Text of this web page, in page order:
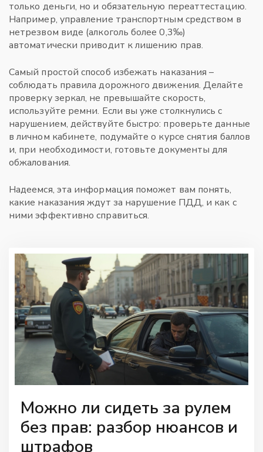
только деньги, но и обязательную переаттестацию.
Например, управление транспортным средством в
нетрезвом виде (алкоголь более 0,3‰)
автоматически приводит к лишению прав.
Самый простой способ избежать наказания –
соблюдать правила дорожного движения. Делайте
проверку зеркал, не превышайте скорость,
используйте ремни. Если вы уже столкнулись с
нарушением, действуйте быстро: проверьте данные
в личном кабинете, подумайте о курсе снятия баллов
и, при необходимости, готовьте документы для
обжалования.
Надеемся, эта информация поможет вам понять,
какие наказания ждут за нарушение ПДД, и как с
ними эффективно справиться.
Можно ли сидеть за рулем
без прав: разбор нюансов и
штрафов